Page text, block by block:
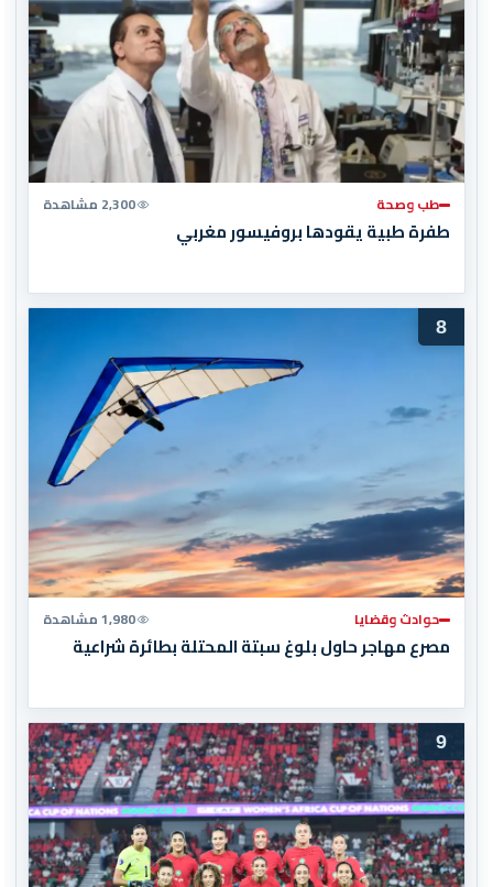
طب وصحة 2,300 مشاهدة
طفرة طبية يقودها بروفيسور مغربي
8
حوادث وقضايا 1,980 مشاهدة
مصرع مهاجر حاول بلوغ سبتة المحتلة بطائرة شراعية
9